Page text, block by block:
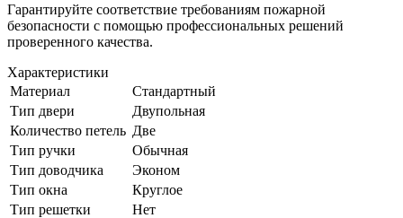
Гарантируйте соответствие требованиям пожарной
безопасности с помощью профессиональных решений
проверенного качества.
Характеристики
Материал
Стандартный
Тип двери
Двупольная
Количество петель Две
Тип ручки
Обычная
Тип доводчика
Эконом
Тип окна
Круглое
Тип решетки
Нет